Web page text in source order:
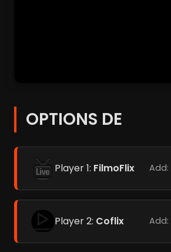
OPTIONS DE
Player 1: FilmoFlix Add:
Player 2: Coflix Add: